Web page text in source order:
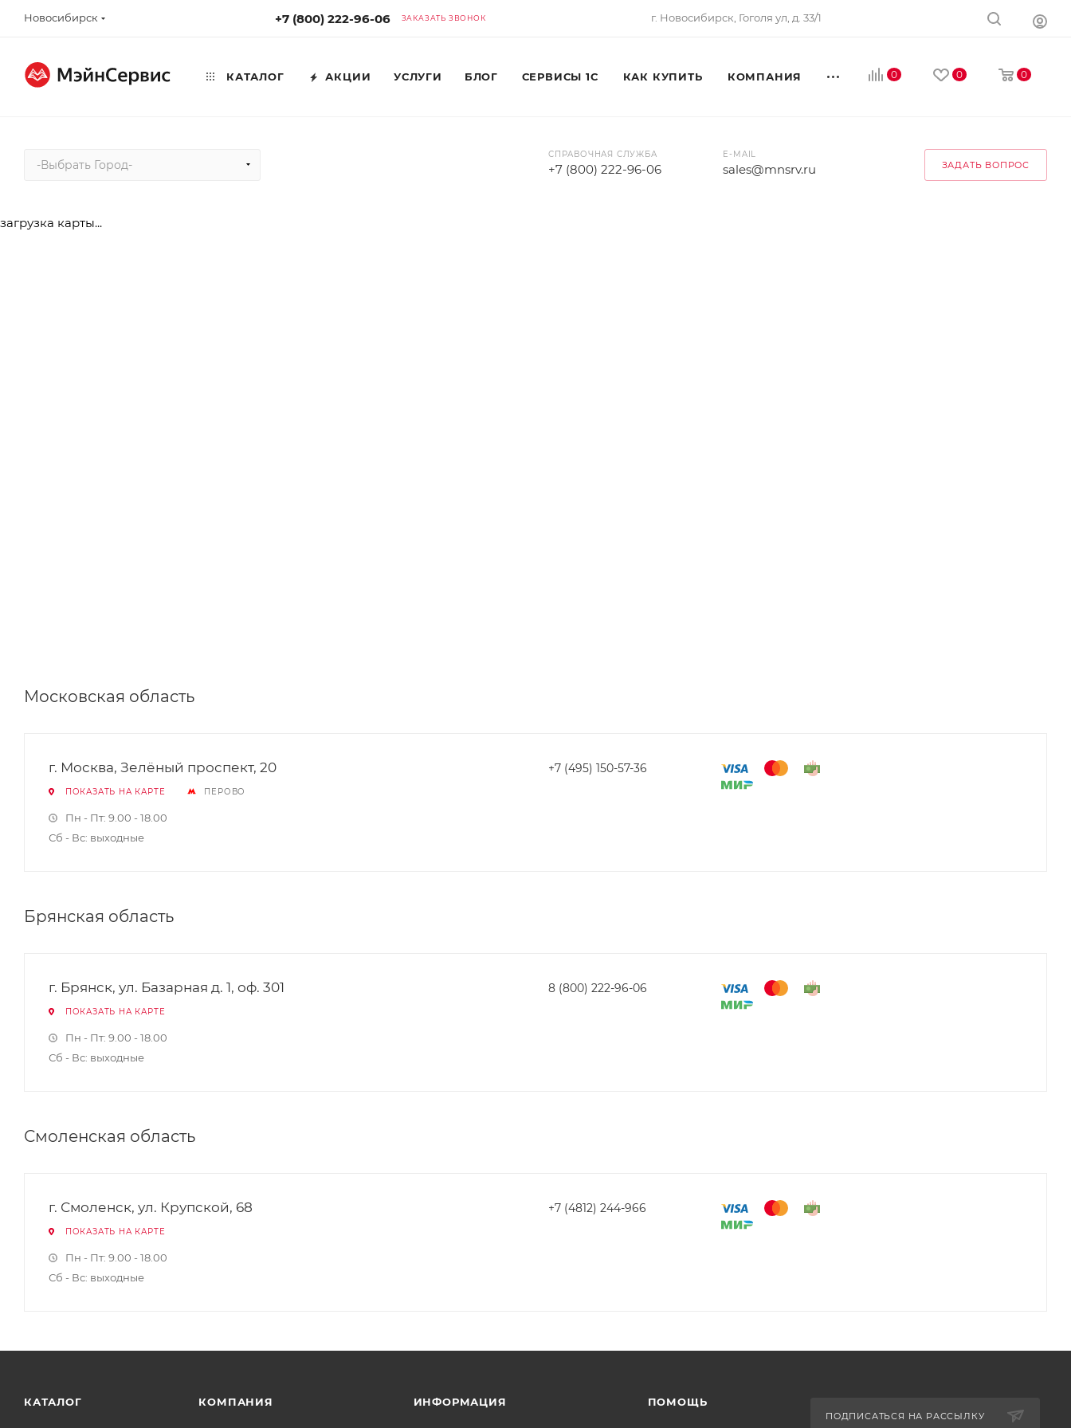
Новосибирск +7 (800) 222-96-06 ЗАКАЗАТЬ ЗВОНОК г. Новосибирск, Гоголя ул, д. 33/1
0 0 0
КАТАЛОГ АКЦИИ УСЛУГИ БЛОГ СЕРВИСЫ 1С КАК КУПИТЬ КОМПАНИЯ
-Выбрать Город-
СПРАВОЧНАЯ СЛУЖБА
+7 (800) 222-96-06
E-MAIL
sales@mnsrv.ru ЗАДАТЬ ВОПРОС
загрузка карты...
Московская область
г. Москва, Зелёный проспект, 20
ПОКАЗАТЬ НА КАРТЕ ПЕРОВО
Пн - Пт: 9.00 - 18.00
Сб - Вс: выходные
+7 (495) 150-57-36
Брянская область
г. Брянск, ул. Базарная д. 1, оф. 301
ПОКАЗАТЬ НА КАРТЕ
Пн - Пт: 9.00 - 18.00
Сб - Вс: выходные
8 (800) 222-96-06
Смоленская область
г. Смоленск, ул. Крупской, 68
ПОКАЗАТЬ НА КАРТЕ
Пн - Пт: 9.00 - 18.00
Сб - Вс: выходные
+7 (4812) 244-966
КАТАЛОГ КОМПАНИЯ ИНФОРМАЦИЯ ПОМОЩЬ
ПОДПИСАТЬСЯ НА РАССЫЛКУ